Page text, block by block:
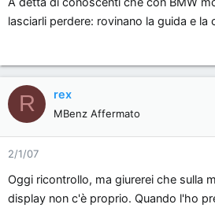
lasciarli perdere: rovinano la guida e la
R rex
MBenz Affermato
2/1/07
Oggi ricontrollo, ma giurerei che sulla
display non c'è proprio. Quando l'ho